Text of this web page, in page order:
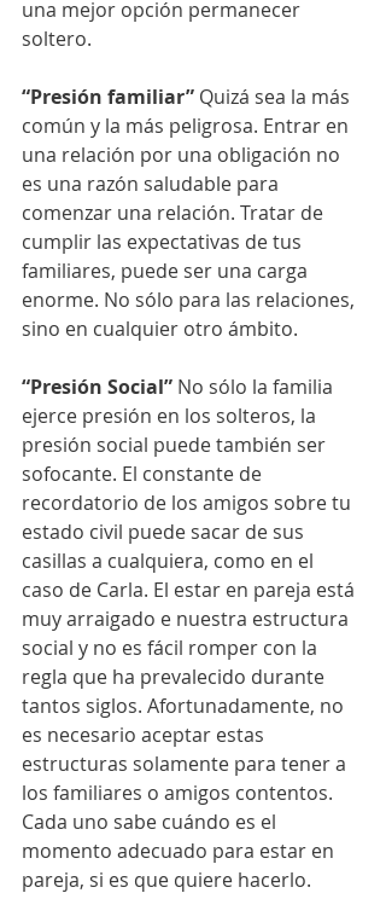
una mejor opción permanecer
soltero.
“Presión familiar” Quizá sea la más
común y la más peligrosa. Entrar en
una relación por una obligación no
es una razón saludable para
comenzar una relación. Tratar de
cumplir las expectativas de tus
familiares, puede ser una carga
enorme. No sólo para las relaciones,
sino en cualquier otro ámbito.
“Presión Social” No sólo la familia
ejerce presión en los solteros, la
presión social puede también ser
sofocante. El constante de
recordatorio de los amigos sobre tu
estado civil puede sacar de sus
casillas a cualquiera, como en el
caso de Carla. El estar en pareja está
muy arraigado e nuestra estructura
social y no es fácil romper con la
regla que ha prevalecido durante
tantos siglos. Afortunadamente, no
es necesario aceptar estas
estructuras solamente para tener a
los familiares o amigos contentos.
Cada uno sabe cuándo es el
momento adecuado para estar en
pareja, si es que quiere hacerlo.